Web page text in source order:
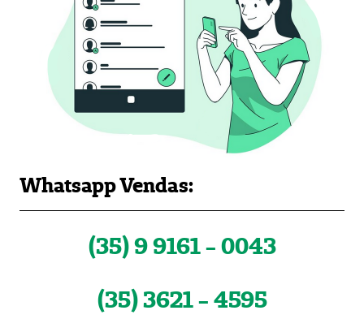
Whatsapp Vendas:
(35) 9 9161 - 0043
(35) 3621 - 4595